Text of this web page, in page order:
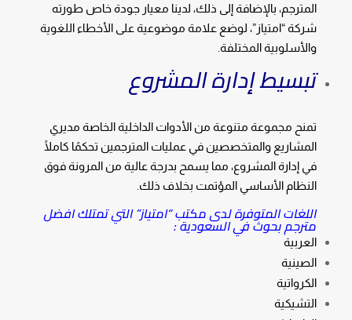
المترجم، بالإضافة إلى ذلك، لدينا معيار جودة خاص طورته
شركة “امتياز”، لوضع علامة موضوعية على الأخطاء اللغوية
والأسلوبية المختلفة.
تبسيط إدارة المشروع
تمنح مجموعة متنوعة من الأدوات الداخلية الخاصة مديري
المشاريع والمتخصصين في عمليات المترجمين تحكمًا كاملًا
في إدارة المشروع، مما يسمح بدرجة عالية من المرونة فوق
النظام الأساسي المؤتمت بخلاف ذلك.
اللغات المتوفرة لدى مكتب “امتياز” التي تمتلك افضل
مترجم بحوث في السعودية :
العربية
الصينية
الكرواتية
التشيكية